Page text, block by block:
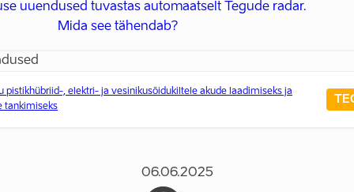
uuendused tuvastas automaatselt Tegude radar.
Mida see tähendab?
pistikhübriid-, elektri- ja vesinikusõidukiltele akude laadimiseks ja
tankimiseks
06.06.2025